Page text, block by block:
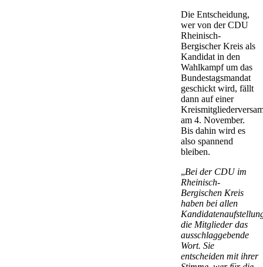
Die Entscheidung,
wer von der CDU
Rheinisch-
Bergischer Kreis als
Kandidat in den
Wahlkampf um das
Bundestagsmandat
geschickt wird, fällt
dann auf einer
am 4. November.
Bis dahin wird es
also spannend
bleiben.
„Bei der CDU im
Rheinisch-
Bergischen Kreis
haben bei allen
die Mitglieder das
ausschlaggebende
Wort. Sie
entscheiden mit ihrer